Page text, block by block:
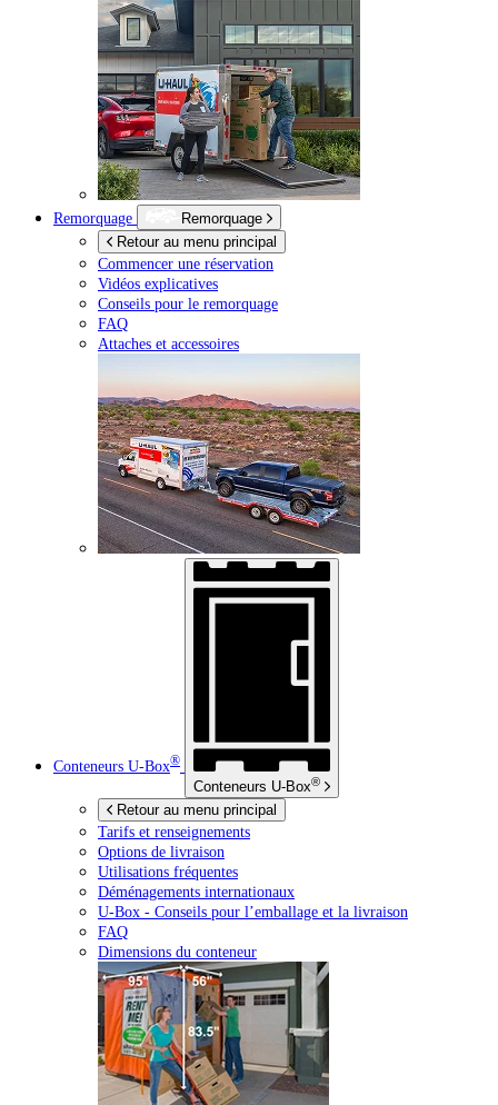
Remorquage
Remorquage
Retour au menu principal
Commencer une réservation
Vidéos explicatives
Conseils pour le remorquage
FAQ
Attaches et accessoires
Conteneurs U-Box®
Conteneurs U-Box®
Retour au menu principal
Tarifs et renseignements
Options de livraison
Utilisations fréquentes
Déménagements internationaux
U-Box - Conseils pour l’emballage et la livraison
FAQ
Dimensions du conteneur